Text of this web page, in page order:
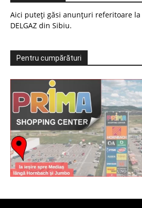
Aici puteți găsi anunțuri referitoare
DELGAZ din Sibiu.
Pentru cumpărături